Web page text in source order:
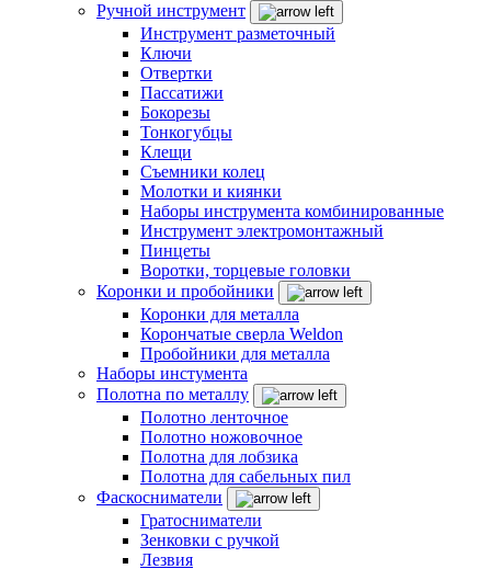
Ручной инструмент
Инструмент разметочный
Ключи
Отвертки
Пассатижи
Бокорезы
Тонкогубцы
Клещи
Съемники колец
Молотки и киянки
Наборы инструмента комбинированные
Инструмент электромонтажный
Пинцеты
Воротки, торцевые головки
Коронки и пробойники
Коронки для металла
Корончатые сверла Weldon
Пробойники для металла
Наборы инстумента
Полотна по металлу
Полотно ленточное
Полотно ножовочное
Полотна для лобзика
Полотна для сабельных пил
Фаскосниматели
Гратосниматели
Зенковки с ручкой
Лезвия